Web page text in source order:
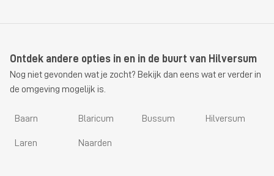
Ontdek andere opties in en in de buurt van Hilversum
Nog niet gevonden wat je zocht? Bekijk dan eens wat er verder in
de omgeving mogelijk is.
Baarn Blaricum Bussum Hilversum
Laren Naarden